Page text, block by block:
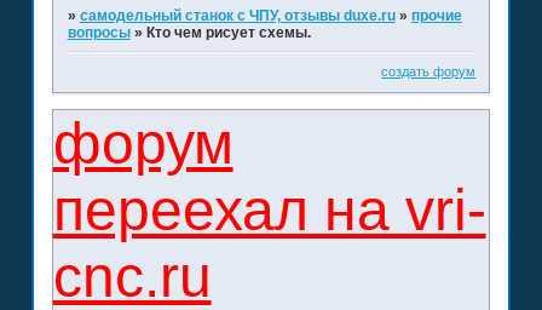
» самодельный станок с ЧПУ, отзывы duxe.ru » прочие
вопросы » Кто чем рисует схемы.
создать форум
форум
переехал на vri-
cnc.ru